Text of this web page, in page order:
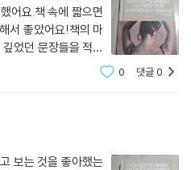
어요.책 속에 짧으면
서 좋았어요!책의 마
었던 문장들을 적고
성과 의도도 좋았습니
0 댓글0
보는 것을 좋아했는